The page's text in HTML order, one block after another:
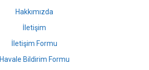
Hakkımızda
İletişim
İletişim Formu
Havale Bildirim Formu